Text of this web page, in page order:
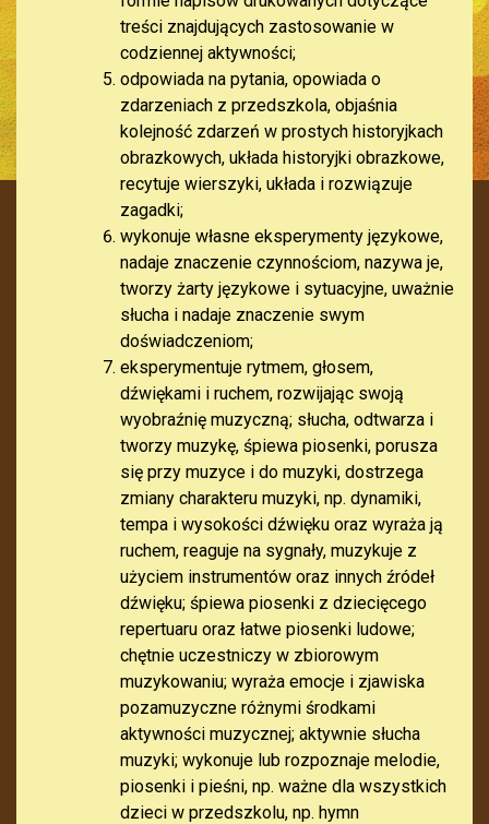
treści znajdujących zastosowanie w
codziennej aktywności;
odpowiada na pytania, opowiada o
zdarzeniach z przedszkola, objaśnia
kolejność zdarzeń w prostych historyjkach
obrazkowych, układa historyjki obrazkowe,
recytuje wierszyki, układa i rozwiązuje
zagadki;
wykonuje własne eksperymenty językowe,
nadaje znaczenie czynnościom, nazywa je,
tworzy żarty językowe i sytuacyjne, uważnie
słucha i nadaje znaczenie swym
doświadczeniom;
eksperymentuje rytmem, głosem,
dźwiękami i ruchem, rozwijając swoją
wyobraźnię muzyczną; słucha, odtwarza i
tworzy muzykę, śpiewa piosenki, porusza
się przy muzyce i do muzyki, dostrzega
zmiany charakteru muzyki, np. dynamiki,
tempa i wysokości dźwięku oraz wyraża ją
ruchem, reaguje na sygnały, muzykuje z
użyciem instrumentów oraz innych źródeł
dźwięku; śpiewa piosenki z dziecięcego
repertuaru oraz łatwe piosenki ludowe;
chętnie uczestniczy w zbiorowym
muzykowaniu; wyraża emocje i zjawiska
pozamuzyczne różnymi środkami
aktywności muzycznej; aktywnie słucha
muzyki; wykonuje lub rozpoznaje melodie,
piosenki i pieśni, np. ważne dla wszystkich
dzieci w przedszkolu, np. hymn